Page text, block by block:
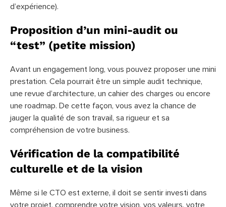
d’expérience).
Proposition d’un mini-audit ou
“test” (petite mission)
Avant un engagement long, vous pouvez proposer une mini
prestation. Cela pourrait être un simple audit technique,
une revue d’architecture, un cahier des charges ou encore
une roadmap. De cette façon, vous avez la chance de
jauger la qualité de son travail, sa rigueur et sa
compréhension de votre business.
Vérification de la compatibilité
culturelle et de la vision
Même si le CTO est externe, il doit se sentir investi dans
votre projet, comprendre votre vision, vos valeurs, votre